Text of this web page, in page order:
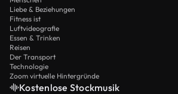
Liebe & Beziehungen
Fitness ist
Luftvideografie
Essen & Trinken
Reisen
Der Transport
Technologie
Zoom virtuelle Hintergründe
Kostenlose Stockmusik